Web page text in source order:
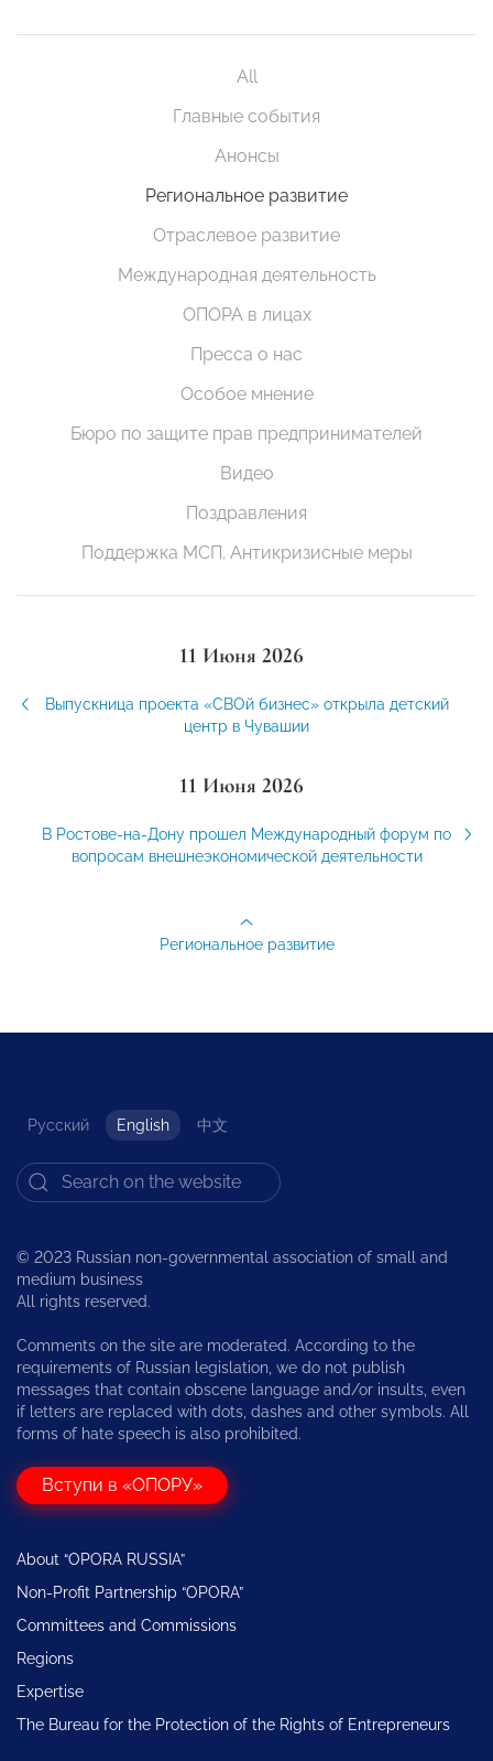
All
Главные события
Анонсы
Региональное развитие
Отраслевое развитие
Международная деятельность
ОПОРА в лицах
Пресса о нас
Особое мнение
Бюро по защите прав предпринимателей
Видео
Поздравления
Поддержка МСП. Антикризисные меры
11 Июня 2026
Выпускница проекта «СВОй бизнес» открыла детский
центр в Чувашии
11 Июня 2026
В Ростове-на-Дону прошел Международный форум по
вопросам внешнеэкономической деятельности
Региональное развитие
Русский English 中文
© 2023 Russian non-governmental association of small and
medium business
All rights reserved.
Comments on the site are moderated. According to the
requirements of Russian legislation, we do not publish
messages that contain obscene language and/or insults, even
if letters are replaced with dots, dashes and other symbols. All
forms of hate speech is also prohibited.
Вступи в «ОПОРУ»
About “OPORA RUSSIA”
Non-Profit Partnership “OPORA”
Committees and Commissions
Regions
Expertise
The Bureau for the Protection of the Rights of Entrepreneurs